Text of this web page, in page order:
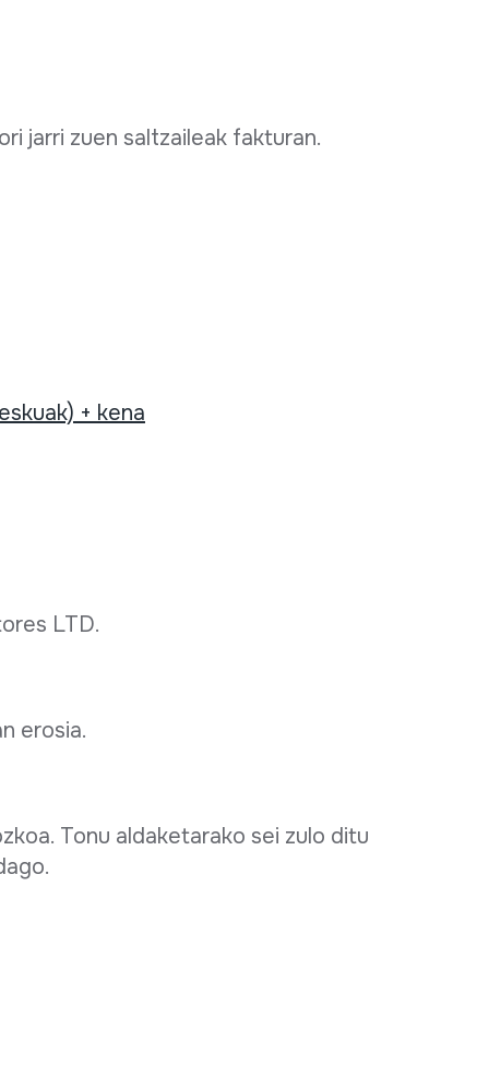
jarri zuen saltzaileak fakturan.
+ kena
LTD.
erosia.
Tonu aldaketarako sei zulo ditu